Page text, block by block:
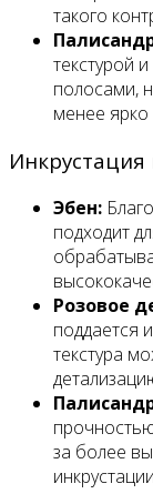
такого
текстурой
полосами,
менее
Инкрустация
Эбен:
подходит
Розовое
поддается
текстура
за более